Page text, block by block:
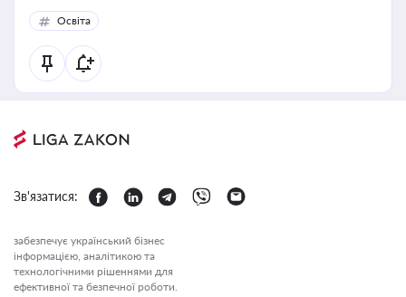
Освіта
Зв'язатися:
забезпечує український бізнес
інформацією, аналітикою та
технологічними рішеннями для
ефективної та безпечної роботи.